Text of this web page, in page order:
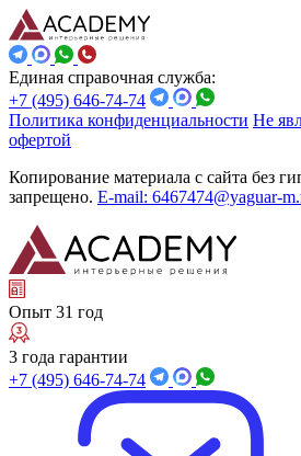
Единая справочная служба:
+7 (495) 646-74-74
Политика конфиденциальности Не
офертой
Копирование материала с сайта без
запрещено. E-mail: 6467474@yaguar-
Опыт 31 год
3 года гарантии
+7 (495) 646-74-74